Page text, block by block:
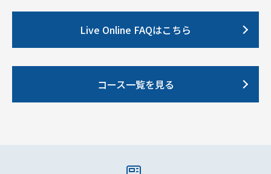
Live Online FAQはこちら
コース一覧を見る